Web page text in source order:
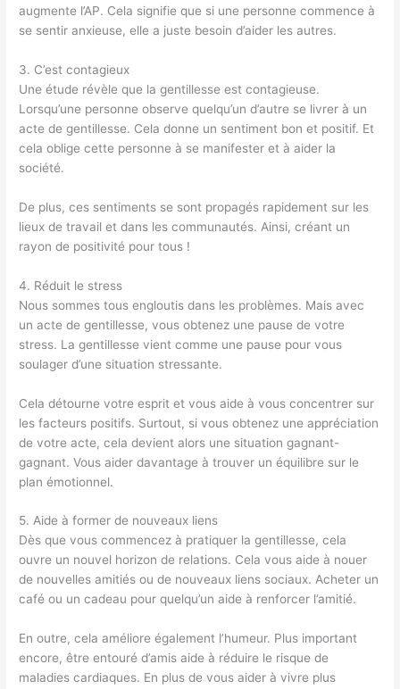
augmente l’AP. Cela signifie que si une personne commence à
se sentir anxieuse, elle a juste besoin d’aider les autres.
3. C’est contagieux
Une étude révèle que la gentillesse est contagieuse.
Lorsqu’une personne observe quelqu’un d’autre se livrer à un
acte de gentillesse. Cela donne un sentiment bon et positif. Et
cela oblige cette personne à se manifester et à aider la
société.
De plus, ces sentiments se sont propagés rapidement sur les
lieux de travail et dans les communautés. Ainsi, créant un
rayon de positivité pour tous !
4. Réduit le stress
Nous sommes tous engloutis dans les problèmes. Mais avec
un acte de gentillesse, vous obtenez une pause de votre
stress. La gentillesse vient comme une pause pour vous
soulager d’une situation stressante.
Cela détourne votre esprit et vous aide à vous concentrer sur
les facteurs positifs. Surtout, si vous obtenez une appréciation
de votre acte, cela devient alors une situation gagnant-
gagnant. Vous aider davantage à trouver un équilibre sur le
plan émotionnel.
5. Aide à former de nouveaux liens
Dès que vous commencez à pratiquer la gentillesse, cela
ouvre un nouvel horizon de relations. Cela vous aide à nouer
de nouvelles amitiés ou de nouveaux liens sociaux. Acheter un
café ou un cadeau pour quelqu’un aide à renforcer l’amitié.
En outre, cela améliore également l’humeur. Plus important
encore, être entouré d’amis aide à réduire le risque de
maladies cardiaques. En plus de vous aider à vivre plus